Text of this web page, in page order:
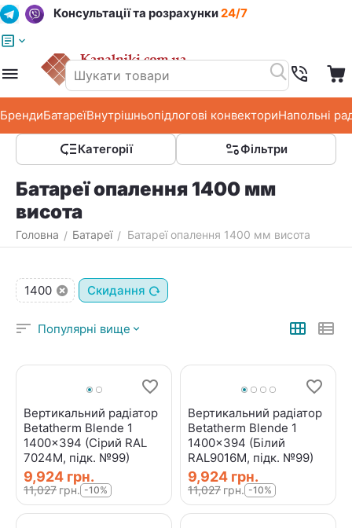
Консультації та розрахунки24/7
БрендиБатареїВнутрішньопідлогові конвекториНапольні
Категорії Фільтри
Батареї опалення 1400 мм
висота
Головна / Батареї / Батареї опалення 1400 мм висота
1400 Скидання
Популярні вище
Вертикальний радіатор
Betatherm Blende 1
1400x394 (Сірий RAL
7024M, підк. №99)
9,924 грн.
11,027 грн. -10%
Вертикальний радіатор
Betatherm Blende 1
1400x394 (Білий
RAL9016М, підк. №99)
9,924 грн.
11,027 грн. -10%